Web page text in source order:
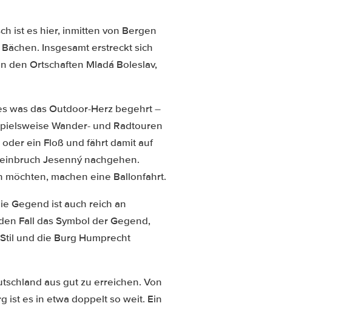
ist es hier, inmitten von Bergen
Insgesamt erstreckt sich
den Ortschaften Mladá Boleslav,
was das Outdoor-Herz begehrt –
Wander- und Radtouren
ein Floß und fährt damit auf
Jesenný nachgehen.
machen eine Ballonfahrt.
Gegend ist auch reich an
Fall das Symbol der Gegend,
und die Burg Humprecht
aus gut zu erreichen. Von
ist es in etwa doppelt so weit. Ein